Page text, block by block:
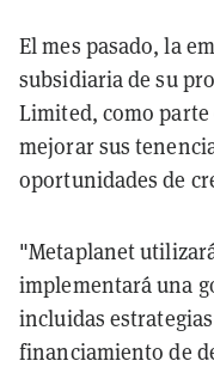
El mes pasado, la
subsidiaria de su
Limited, como
mejorar sus
oportunidades de
"Metaplanet
implementará una
incluidas
financiamiento de